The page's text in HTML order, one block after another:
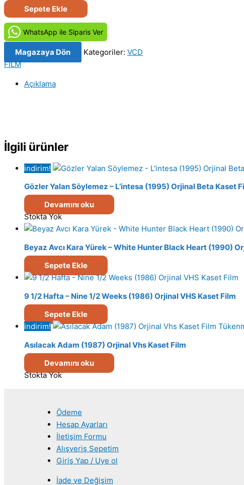
Bir
İstanbul
Masalı
Bölüm
2
Orijinal
adet
Sepete Ekle
WhatsApp ile Siparis Ver
Magazaya Dön Kategoriler: VCD
FILM
Açıklama
İlgili ürünler
indirim!
Gözler Yalan Söylemez – L’intesa (1995) Orjinal Beta Kaset
Devamını oku
Stokta Yok
Beyaz Avcı Kara Yürek – White Hunter Black Heart (1990)
Sepete Ekle
9 1/2 Hafta – Nine 1/2 Weeks (1986) Orjinal VHS Kaset Film
Sepete Ekle
indirim!
Asılacak Adam (1987) Orjinal Vhs Kaset Film
Devamını oku
Stokta Yok
Ödeme
Hesap Ayarları
İletişim Formu
Alışveriş Sepetim
Giriş Yap / Uye ol
İade ve Değişim